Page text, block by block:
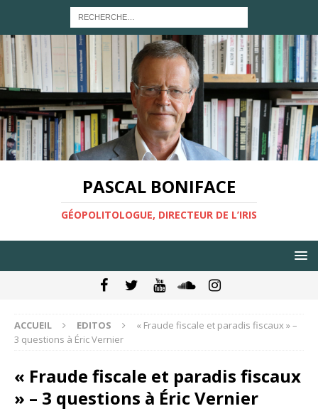
PASCAL BONIFACE
GÉOPOLITOLOGUE, DIRECTEUR DE L’IRIS
ACCUEIL EDITOS
« Fraude fiscale et paradis fiscaux » –
3 questions à Éric Vernier
« Fraude fiscale et paradis fiscaux
» – 3 questions à Éric Vernier